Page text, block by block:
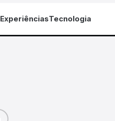
Tecnologia